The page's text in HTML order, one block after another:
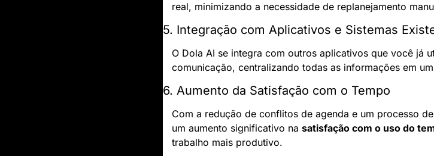
real, minimizando a necessidade de replanejamento
5. Integração com Aplicativos e Sistemas
O Dola AI se integra com outros aplicativos que você já
comunicação, centralizando todas as informações em
6. Aumento da Satisfação com o Tempo
Com a redução de conflitos de agenda e um processo
um aumento significativo na satisfação com o uso do
trabalho mais produtivo.